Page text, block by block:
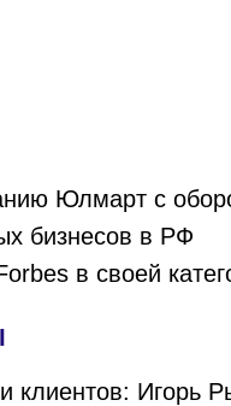
Юлмарт с
бизнесов в РФ
в своей
клиентов: Игорь